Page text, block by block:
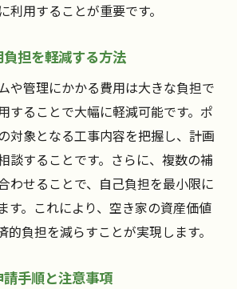
利用することが重要です。
担を軽減する方法
や管理にかかる費用は大きな負担で
することで大幅に軽減可能です。ポ
対象となる工事内容を把握し、計画
談することです。さらに、複数の補
わせることで、自己負担を最小限に
す。これにより、空き家の資産価値
的負担を減らすことが実現します。
手順と注意事項